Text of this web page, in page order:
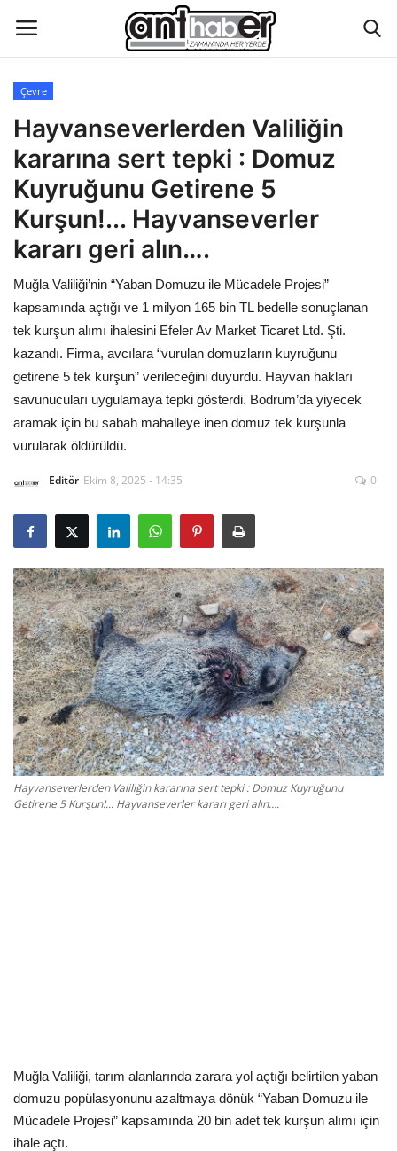
Künye
Eğitim
Aktüel Magazin
Hakkımızda
İletişim
Asayiş
Gizlilik Politikası
Reklam ve İşbirliği
Bodrum Trafik Yoğunluk Haritası
Turizm
Siyaset
Bodrum Nöbetçi Eczaneler
Köşe Yazarları
Spor
Kültür Sanat Tarih
Çevre
Hayvanseverlerden Valiliğin
kararına sert tepki : Domuz
Kuyruğunu Getirene 5
Kurşun!... Hayvanseverler
kararı geri alın….
Muğla Valiliği’nin “Yaban Domuzu ile Mücadele Projesi”
kapsamında açtığı ve 1 milyon 165 bin TL bedelle sonuçlanan
tek kurşun alımı ihalesini Efeler Av Market Ticaret Ltd. Şti.
kazandı. Firma, avcılara “vurulan domuzların kuyruğunu
getirene 5 tek kurşun” verileceğini duyurdu. Hayvan hakları
savunucuları uygulamaya tepki gösterdi. Bodrum’da yiyecek
aramak için bu sabah mahalleye inen domuz tek kurşunla
vurularak öldürüldü.
Editör Ekim 8, 2025 - 14:35 0
Hayvanseverlerden Valiliğin kararına sert tepki : Domuz Kuyruğunu
Getirene 5 Kurşun!... Hayvanseverler kararı geri alın….
Muğla Valiliği, tarım alanlarında zarara yol açtığı belirtilen yaban
domuzu popülasyonunu azaltmaya dönük “Yaban Domuzu ile
Mücadele Projesi” kapsamında 20 bin adet tek kurşun alımı için
ihale açtı.